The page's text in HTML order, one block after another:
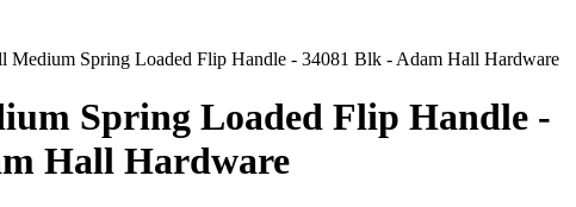
Medium Spring Loaded Flip Handle - 34081 Blk - Adam Hall Hardware
Spring Loaded Flip Handle -
Hall Hardware